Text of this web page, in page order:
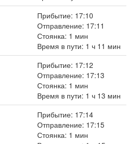
Прибытие: 17:10
Отправление: 17:11
Стоянка: 1 мин
Время в пути: 1 ч 11 мин
Прибытие: 17:12
Отправление: 17:13
Стоянка: 1 мин
Время в пути: 1 ч 13 мин
Прибытие: 17:14
Отправление: 17:15
Стоянка: 1 мин